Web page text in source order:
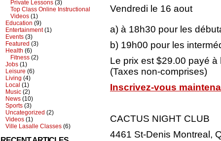
Private Lessons (3)
Top Class Online Instructional
Videos (1)
Education (9)
Entertainment(1)
Events (3)
Featured (3)
Health (6)
Fitness (2)
Jobs (1)
Leisure (6)
Living (4)
Local (1)
Music (2)
News (10)
Sports (3)
Uncategorized (2)
Videos (1)
Ville Lasalle Classes (6)
Vendredi le 16 aout
a) à 18h30 pour les
b) 19h00 pour les
Le prix est $29.00 payé à
(Taxes non-comprises)
Inscrivez-vous
CACTUS NIGHT CLUB
4461 St-Denis Montreal,